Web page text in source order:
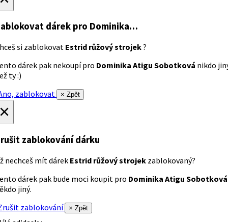
dárek pro Dominika…
si zablokovat Estrid růžový strojek?
dárek pak nekoupí pro Dominika Atigu Sobotková nikdo
ty :)
zablokovat
× Zpět
zablokování dárku
nechceš mít dárek Estrid růžový strojek zablokovaný?
dárek pak bude moci koupit pro Dominika Atigu Sobotková
jiný.
zablokování
× Zpět